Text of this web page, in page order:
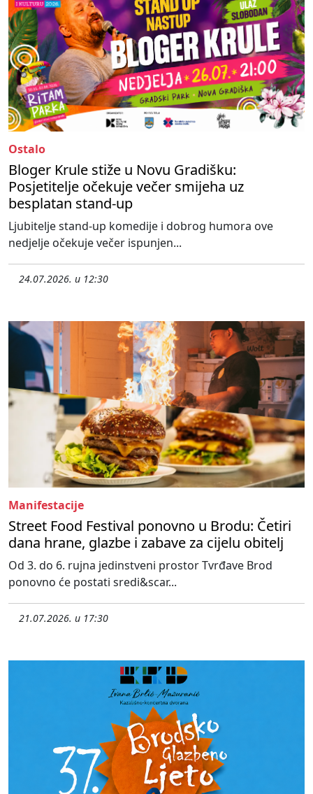
Ostalo
Bloger Krule stiže u Novu Gradišku:
Posjetitelje očekuje večer smijeha uz
besplatan stand-up
Ljubitelje stand-up komedije i dobrog humora ove
nedjelje očekuje večer ispunjen...
24.07.2026. u 12:30
Manifestacije
Street Food Festival ponovno u Brodu: Četiri
dana hrane, glazbe i zabave za cijelu obitelj
Od 3. do 6. rujna jedinstveni prostor Tvrđave Brod
ponovno će postati sredi&scar...
21.07.2026. u 17:30